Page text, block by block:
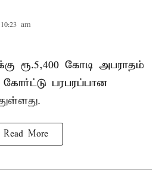
am
ரூ.5,400 கோடி அபராதம்
கோர்ட்டு பரபரப்பான
Read More